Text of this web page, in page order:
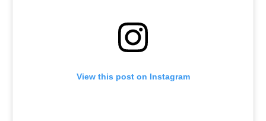
View this post on Instagram